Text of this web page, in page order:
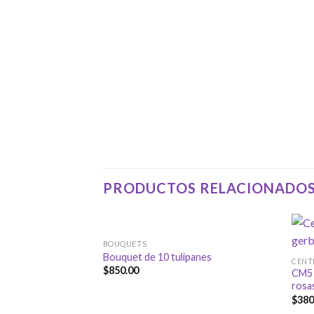
PRODUCTOS RELACIONADOS
BOUQUETS
Bouquet de 10 tulipanes
$850.00
$